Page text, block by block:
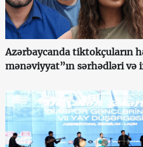
Azərbaycanda tiktokçuların
mənəviyyat”ın sərhədləri və